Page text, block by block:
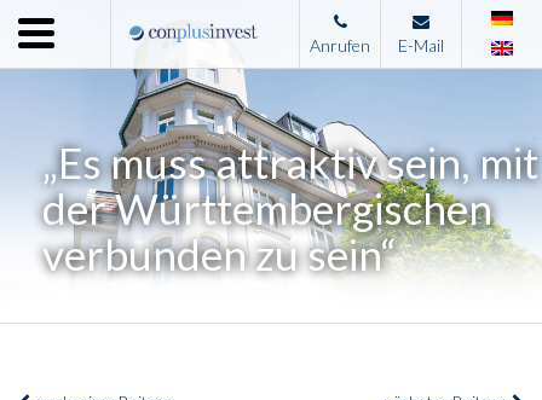
Menu
Home
Unternehmen
Leistungen
Immobilienangebote
News
Anrufen E-Mail
„Es muss attraktiv sein, mit
der Württembergischen
verbunden zu sein“